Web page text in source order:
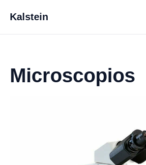
Kalstein
Microscopios